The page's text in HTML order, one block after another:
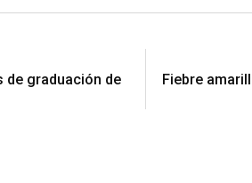
de graduación de
Fiebre